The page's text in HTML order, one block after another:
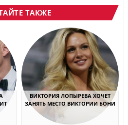
ТАКЖЕ
ВИКТОРИЯ ЛОПЫРЕВА ХОЧЕТ
ЗАНЯТЬ МЕСТО ВИКТОРИИ БОНИ